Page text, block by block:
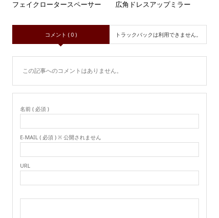
フェイクロータースペーサー 広角ドレスアップミラー
コメント ( 0 ) トラックバックは利用できません。
この記事へのコメントはありません。
名前 ( 必須 )
E-MAIL ( 必須 ) ※ 公開されません
URL